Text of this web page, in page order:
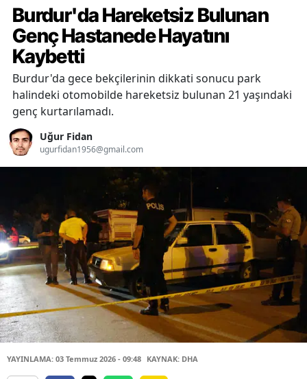
Burdur'da Hareketsiz Bulunan
Genç Hastanede Hayatını
Kaybetti
Burdur'da gece bekçilerinin dikkati sonucu park
halindeki otomobilde hareketsiz bulunan 21 yaşındaki
genç kurtarılamadı.
Uğur Fidan
ugurfidan1956@gmail.com
YAYINLAMA: 03 Temmuz 2026 - 09:48 KAYNAK: DHA